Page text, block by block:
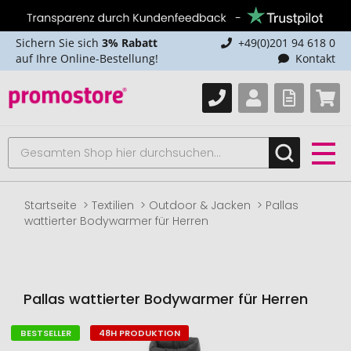
Sichern Sie sich 3% Rabatt
auf Ihre Online-Bestellung!
+49(0)201 94 618 0
Kontakt
Startseite Textilien Outdoor & Jacken
Pallas
wattierter Bodywarmer für Herren
Pallas wattierter Bodywarmer für Herren
Zum
BESTSELLER 48H PRODUKTION